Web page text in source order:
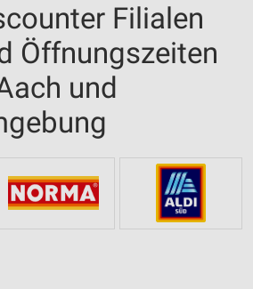
Filialen
Öffnungszeiten
und